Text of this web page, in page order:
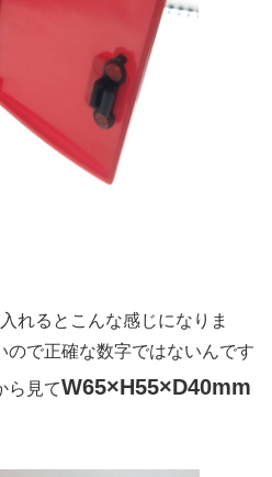
れるとこんな感じになりま
ので正確な数字ではないんです
ら見てW65×H55×D40mm